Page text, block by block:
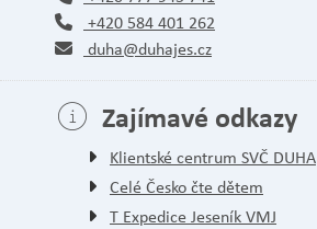
+420 584 401 262
duha@duhajes.cz
Zajímavé odkazy
Klientské centrum SVČ DUHA
Celé Česko čte dětem
T Expedice Jeseník VMJ